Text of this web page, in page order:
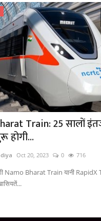
Train: 25 सालों
Oct 20, 2023 0 716
Namo Bharat Train यानी RapidX